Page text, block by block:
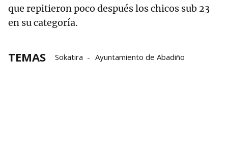
que repitieron poco después los chicos sub 23
en su categoría.
TEMAS Sokatira Ayuntamiento de Abadiño